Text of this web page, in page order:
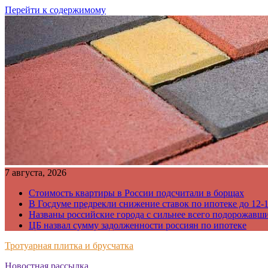
Перейти к содержимому
7 августа, 2026
Стоимость квартиры в России подсчитали в борщах
В Госдуме предрекли снижение ставок по ипотеке до 12-
Названы российские города с сильнее всего
ЦБ назвал сумму задолженности россиян по ипотеке
Тротуарная плитка и брусчатка
Новостная рассылка